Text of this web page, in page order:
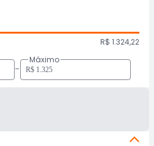
R$ 1.324,22
-
Máximo